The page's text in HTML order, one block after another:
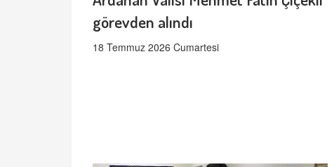
görevden alındı
18 Temmuz 2026 Cumartesi